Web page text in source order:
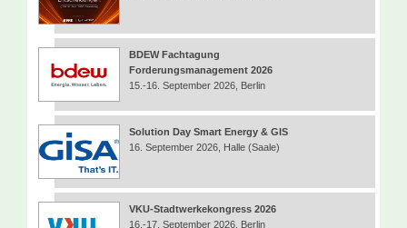
BDEW Fachtagung
Forderungsmanagement 2026
15.-16. September 2026, Berlin
Solution Day Smart Energy & GIS
16. September 2026, Halle (Saale)
VKU-Stadtwerkekongress 2026
16.-17. September 2026, Berlin